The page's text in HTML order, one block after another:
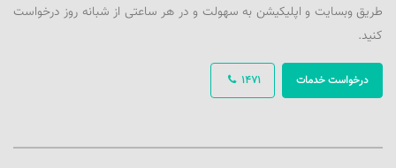
طریق وبسایت و اپلیکیشن به سهولت و در هر ساعتی از شبانه روز درخواست
کنید.
1471 درخواست خدمات